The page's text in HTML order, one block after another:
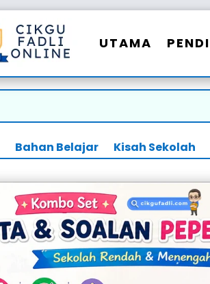
UTAMA
Bahan Belajar Kisah Sekolah